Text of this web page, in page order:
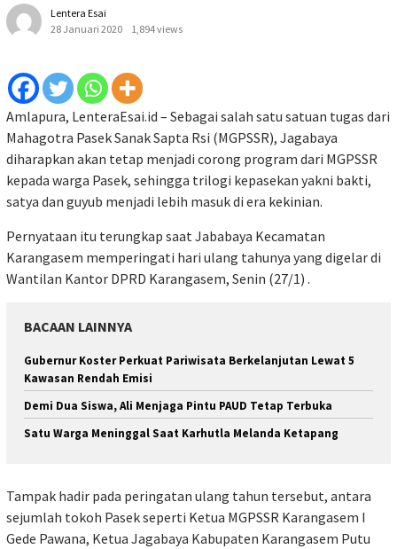
Lentera Esai
28 Januari 2020
1,894 views
Amlapura, LenteraEsai.id – Sebagai salah satu satuan tugas dari
Mahagotra Pasek Sanak Sapta Rsi (MGPSSR), Jagabaya
diharapkan akan tetap menjadi corong program dari MGPSSR
kepada warga Pasek, sehingga trilogi kepasekan yakni bakti,
satya dan guyub menjadi lebih masuk di era kekinian.
Pernyataan itu terungkap saat Jababaya Kecamatan
Karangasem memperingati hari ulang tahunya yang digelar di
Wantilan Kantor DPRD Karangasem, Senin (27/1) .
BACAAN LAINNYA
Gubernur Koster Perkuat Pariwisata Berkelanjutan Lewat 5
Kawasan Rendah Emisi
Demi Dua Siswa, Ali Menjaga Pintu PAUD Tetap Terbuka
Satu Warga Meninggal Saat Karhutla Melanda Ketapang
Tampak hadir pada peringatan ulang tahun tersebut, antara
sejumlah tokoh Pasek seperti Ketua MGPSSR Karangasem I
Gede Pawana, Ketua Jagabaya Kabupaten Karangasem Putu